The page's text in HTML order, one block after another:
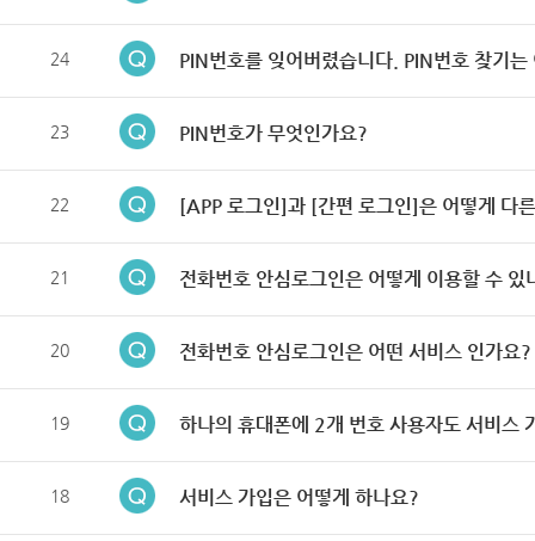
24 PIN번호를 잊어버렸습니다. PIN번호 찾기는
23 PIN번호가 무엇인가요?
22 [APP 로그인]과 [간편 로그인]은 어떻게 다
21 전화번호 안심로그인은 어떻게 이용할 수 있
20 전화번호 안심로그인은 어떤 서비스 인가요?
19 하나의 휴대폰에 2개 번호 사용자도 서비스
18 서비스 가입은 어떻게 하나요?